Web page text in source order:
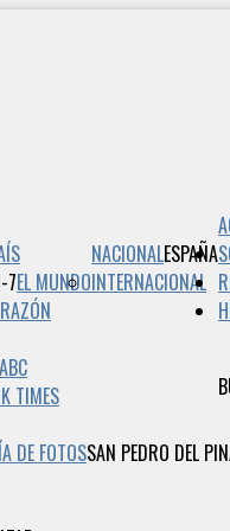
NACIONALESPAÑA
EL MUNDO
ABC
INTERNACIONAL
TIMES
DE FOTOSSAN PEDRO DEL